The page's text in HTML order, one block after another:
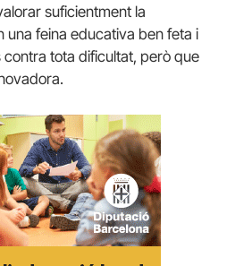
suficientment la
una feina educativa ben feta i
tota dificultat, però que